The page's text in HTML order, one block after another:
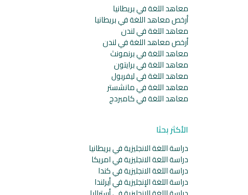
معاهد اللغة في بريطانيا
أرخص معاهد اللغة في بريطانيا
معاهد اللغة في لندن
أرخص معاهد اللغة في لندن
معاهد اللغة في برنمونث
معاهد اللغة في برايتون
معاهد اللغة في ليفربول
معاهد اللغة في مانشستر
معاهد اللغة في كامبردج
الأكثر بحثا
دراسة اللغة الانجليزية في بريطانيا
دراسة اللغة الانجليزية في امريكا
دراسة اللغة الانجليزية في كندا
دراسة اللغة الإنجليزية في أيرلندا